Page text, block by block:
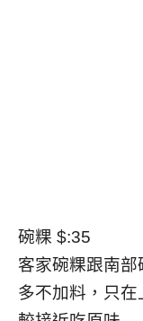
碗粿 $:35
客家碗粿跟南
多不加料，只